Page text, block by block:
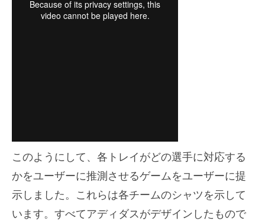
このようにして、各トレイがどの選手に対応する
かをユーザーに推測させるゲームをユーザーに提
示しました。これらは各チームのシャツを示し​​て
います。すべてアディダスがデザインしたもので